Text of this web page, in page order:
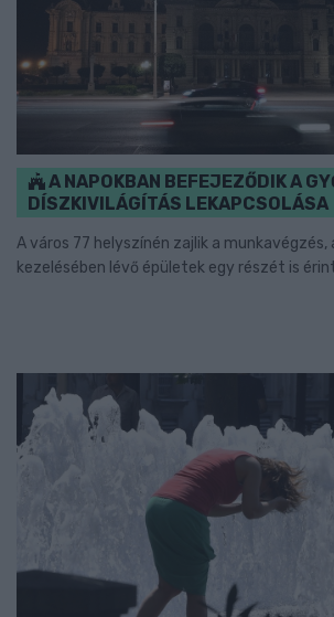
A NAPOKBAN BEFEJEZŐDIK A
DÍSZKIVILÁGÍTÁS LEKAPCSOLÁSA
A város 77 helyszínén zajlik a munkavégzés,
kezelésében lévő épületek egy részét is